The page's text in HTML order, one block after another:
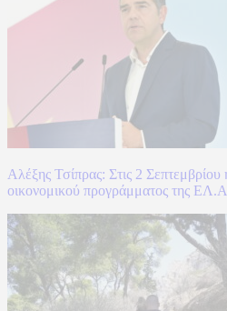
Αλέξης Τσίπρας: Στις 2
οικονομικού προγράμματος της